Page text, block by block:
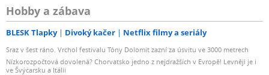
Hobby a zábava
BLESK Tlapky Divoký kačer Netflix filmy a seriály
Sraz v šest ráno. Vrchol festivalu Tóny Dolomit zazní za úsvitu ve 3000 metrech
Nízkorozpočtová dovolená? Chorvatsko jedno z nejdražších v Evropě! Levněji je i
ve Švýcarsku a Itálii